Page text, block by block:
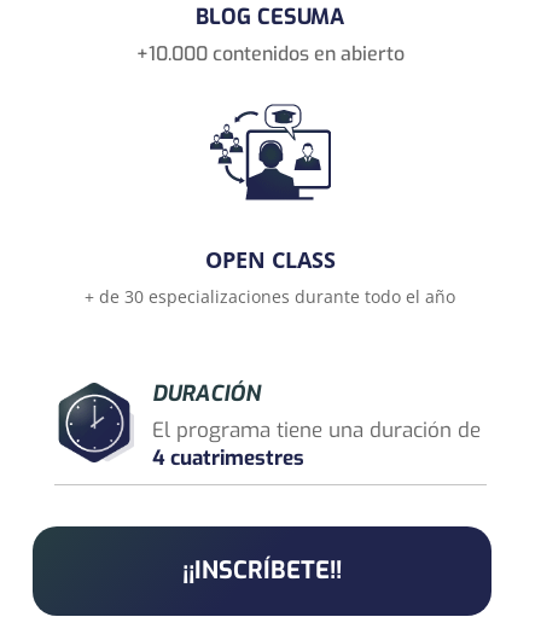
BLOG CESUMA
+10.000 contenidos en abierto
OPEN CLASS
+ de 30 especializaciones durante todo el año
DURACIÓN
El programa tiene una duración de
4 cuatrimestres
¡¡INSCRÍBETE!!